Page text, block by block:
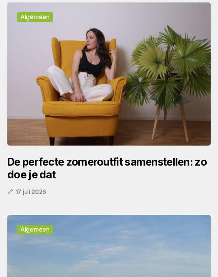
Algemeen
De perfecte zomeroutfit samenstellen: zo
doe je dat
17 juli 2026
Algemeen